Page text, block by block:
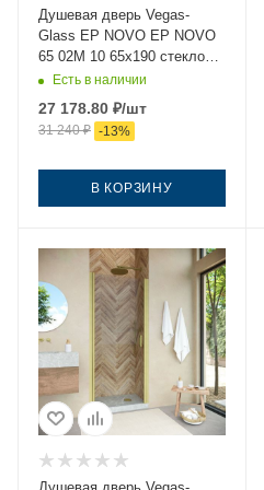
Душевая дверь Vegas-
Glass EP NOVO EP NOVO
65 02М 10 65х190 стекло
матовое профиль черный
Есть в наличии
27 178.80 ₽/шт
31 240₽ -13%
В КОРЗИНУ
Душевая дверь Vegas-